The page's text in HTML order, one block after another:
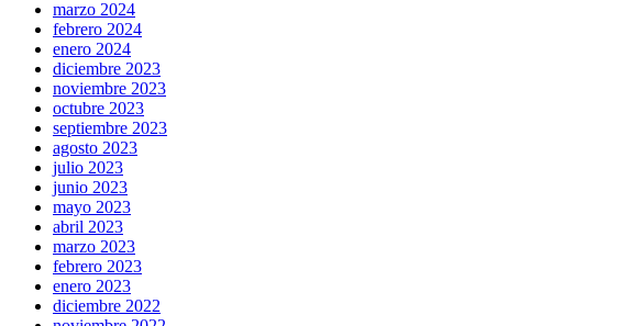
marzo 2024
febrero 2024
enero 2024
diciembre 2023
noviembre 2023
octubre 2023
septiembre 2023
agosto 2023
julio 2023
junio 2023
mayo 2023
abril 2023
marzo 2023
febrero 2023
enero 2023
diciembre 2022